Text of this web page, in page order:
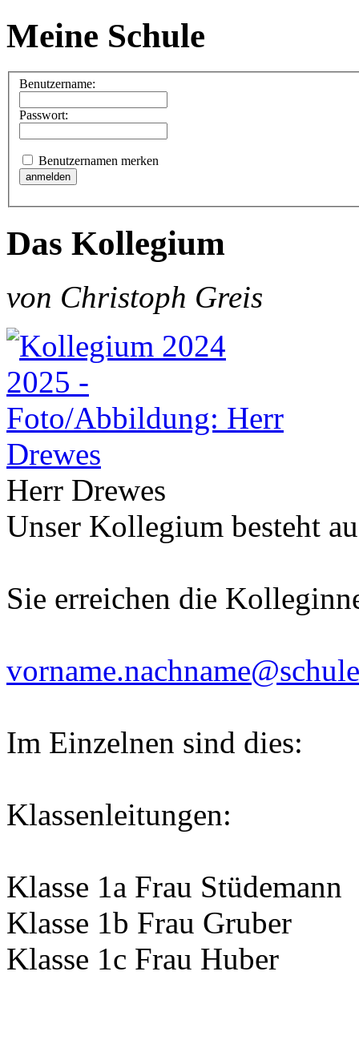
Meine Schule
Benutzername:
Passwort:
Benutzernamen merken
Das Kollegium
von Christoph Greis
Herr Drewes
Unser Kollegium besteht
Sie erreichen die
Im Einzelnen sind dies:
Klassenleitungen:
Klasse 1a Frau Stüdemann
Klasse 1b Frau Gruber
Klasse 1c Frau Huber